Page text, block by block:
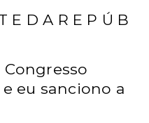
E D A R E P Ú B
eu sanciono a